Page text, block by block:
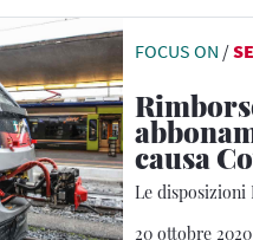
FOCUS ON /
causa
Le disposizioni
20 ottobre 2020